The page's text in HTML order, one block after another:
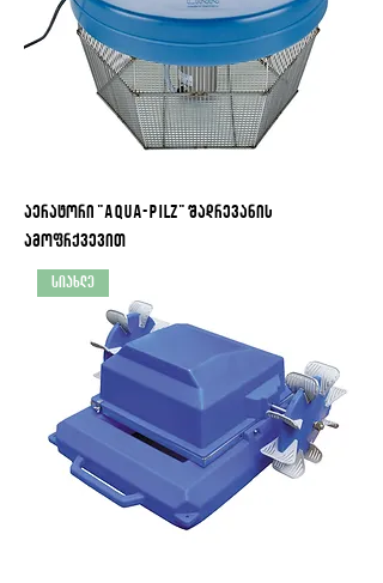
აერატორი "Aqua-Pilz" შადრევანის
ამოფრქვევით
სიახლე